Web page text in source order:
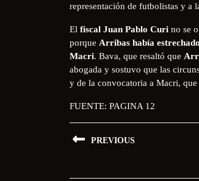
representación de futbolistas y a
El fiscal Juan Pablo Curi no se
porque Arribas había
Macri. Bava, que resaltó que
abogada y sostuvo que las
y de la convocatoria a Macri,
FUENTE: PAGINA 12
PREVIOUS